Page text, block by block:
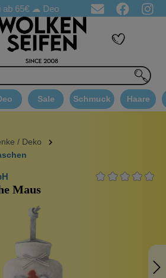
65€☁ Deo Proben in jeder Bestellung
Sale Schmuck Haare
/ Deko
Maus